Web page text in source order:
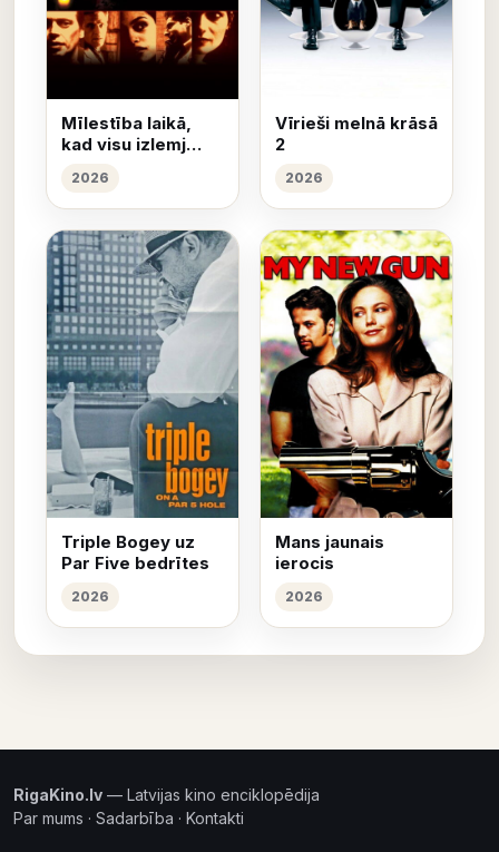
Mīlestība laikā,
kad visu izlemj
2026
Vīrieši melnā krāsā
2
2026
Triple Bogey uz
Par Five bedrītes
2026
Mans jaunais
ierocis
2026
RigaKino.lv — Latvijas kino enciklopēdija
Par mums · Sadarbība · Kontakti